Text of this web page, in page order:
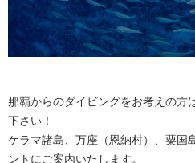
那覇からのダイビングをお考えの方
下さい！
ケラマ諸島、万座（恩納村）、粟国
ントにご案内いたします。